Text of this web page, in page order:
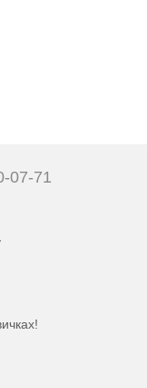
07-71